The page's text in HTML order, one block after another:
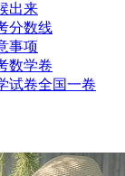
出来
分数线
事项
数学卷
试卷全国一卷